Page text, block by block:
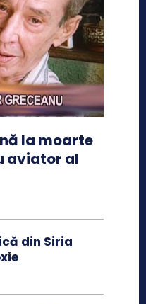
la moarte
aviator al
din Siria